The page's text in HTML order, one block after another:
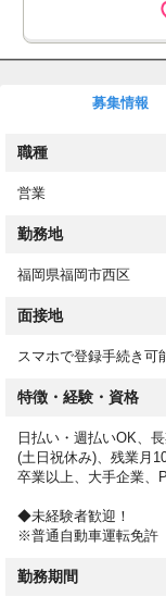
◼︎速払い(日払い)制
月払い給与の前払い
◼︎お仕事スタート後
相談も可能です！
◼︎WEBで登録完了！
スマホからカンタン
登録後は希望条件に
①オンラインで登録
②条件に合ったお仕
③事前に職場見学
④就業スタート
募集情報
職種
営業
勤務地
福岡県福岡市西区
面接地
スマホで登録手続き可
特徴・経験・資格
日払い・週払いOK、
(土日祝休み)、残業月
卒業以上、大手企業、
◆未経験者歓迎！
※普通自動車運転免許
勤務期間